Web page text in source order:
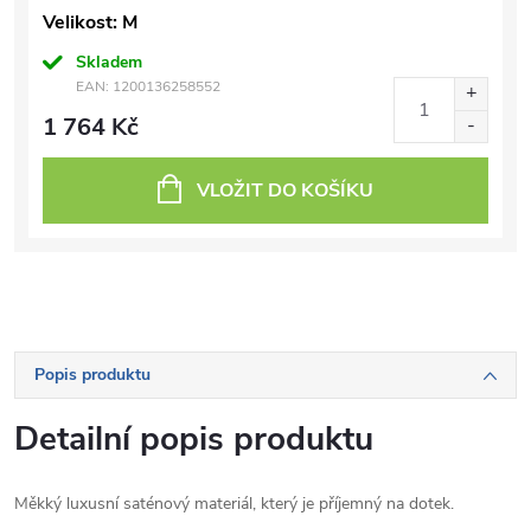
Velikost: M
Skladem
EAN: 1200136258552
1 764 Kč
VLOŽIT DO KOŠÍKU
Popis produktu
Detailní popis produktu
Měkký luxusní saténový materiál, který je příjemný na dotek.